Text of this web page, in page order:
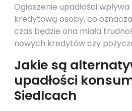
Ogłoszenie upadłości
kredytową osoby, co
czas będzie ona miała
nowych kredytów czy
Jakie są
upadłości
Siedlcach